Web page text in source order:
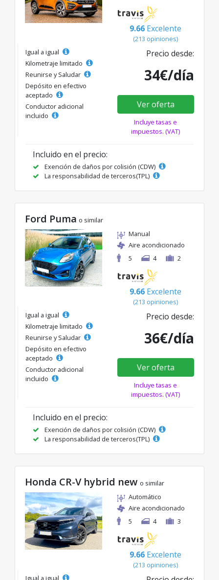
9.66 Excelente
(213 opiniones)
Igual a igual
Kilometraje limitado
Reunirse y Saludar
Depósito en efectivo
aceptado
Conductor adicional
incluido
Precio desde:
34€/día
Ver oferta
Incluye tasas e
impuestos. (VAT)
Incluido en el precio:
Exención de daños por colisión (CDW)
La responsabilidad de terceros(TPL)
Ford Puma o similar
Manual
Aire acondicionado
5
4 2
9.66 Excelente
(213 opiniones)
Igual a igual
Kilometraje limitado
Reunirse y Saludar
Depósito en efectivo
aceptado
Conductor adicional
incluido
Precio desde:
36€/día
Ver oferta
Incluye tasas e
impuestos. (VAT)
Incluido en el precio:
Exención de daños por colisión (CDW)
La responsabilidad de terceros(TPL)
Honda CR-V hybrid new o similar
Automático
Aire acondicionado
5
4 3
9.66 Excelente
(213 opiniones)
Igual a igual